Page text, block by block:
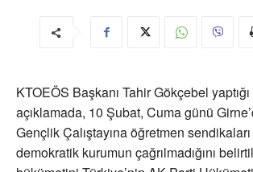
KTOEÖS Başkanı Tahir Gökçebel yaptığı
açıklamada, 10 Şubat, Cuma günü
Gençlik Çalıştayına öğretmen
demokratik kurumun çağrılmadığını